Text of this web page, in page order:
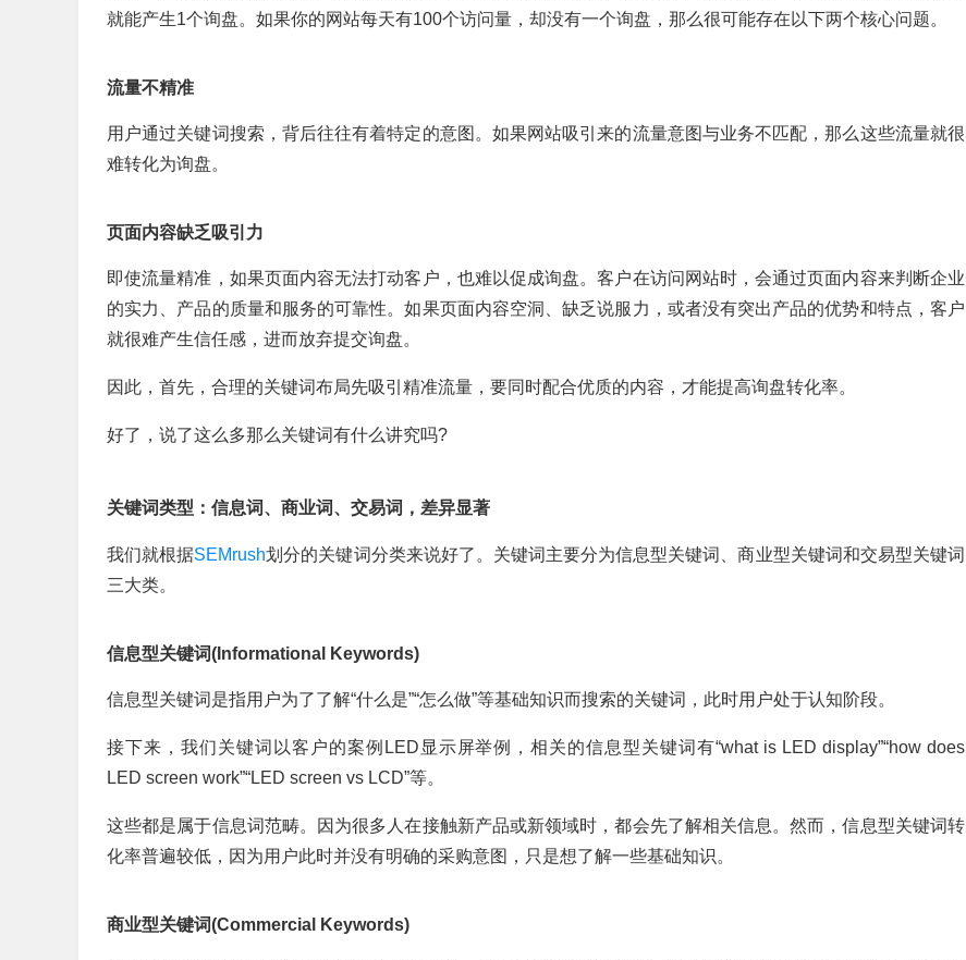
就能产生1个询盘。如果你的网站每天有100个访问量，却没有一个询盘，那么很可能存在以下两个核心问题。
流量不精准
用户通过关键词搜索，背后往往有着特定的意图。如果网站吸引来的流量意图与业务不匹配，那么这些流量就很
难转化为询盘。
页面内容缺乏吸引力
即使流量精准，如果页面内容无法打动客户，也难以促成询盘。客户在访问网站时，会通过页面内容来判断企业
的实力、产品的质量和服务的可靠性。如果页面内容空洞、缺乏说服力，或者没有突出产品的优势和特点，客户
就很难产生信任感，进而放弃提交询盘。
因此，首先，合理的关键词布局先吸引精准流量，要同时配合优质的内容，才能提高询盘转化率。
好了，说了这么多那么关键词有什么讲究吗?
关键词类型：信息词、商业词、交易词，差异显著
我们就根据SEMrush划分的关键词分类来说好了。关键词主要分为信息型关键词、商业型关键词和交易型关键词
三大类。
信息型关键词(Informational Keywords)
信息型关键词是指用户为了了解“什么是”“怎么做”等基础知识而搜索的关键词，此时用户处于认知阶段。
接下来，我们关键词以客户的案例LED显示屏举例，相关的信息型关键词有“what is LED display”“how does
LED screen work”“LED screen vs LCD”等。
这些都是属于信息词范畴。因为很多人在接触新产品或新领域时，都会先了解相关信息。然而，信息型关键词转
化率普遍较低，因为用户此时并没有明确的采购意图，只是想了解一些基础知识。
商业型关键词(Commercial Keywords)